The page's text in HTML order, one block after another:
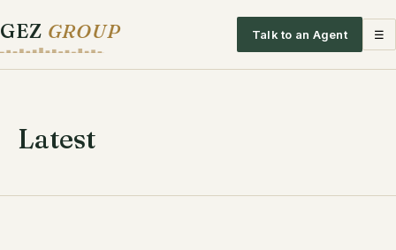
GEZ GROUP Talk to an Agent ☰
Latest